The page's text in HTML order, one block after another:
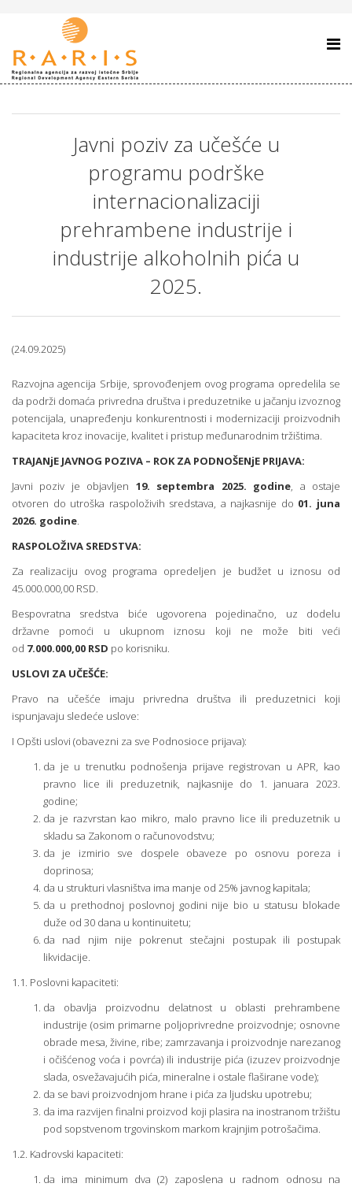
Javni poziv za učešće u
programu podrške
internacionalizaciji
prehrambene industrije i
industrije alkoholnih pića u
2025.
(24.09.2025)
Razvojna agencija Srbije, sprovođenjem ovog programa opredelila se
da podrži domaća privredna društva i preduzetnike u jačanju izvoznog
potencijala, unapređenju konkurentnosti i modernizaciji proizvodnih
kapaciteta kroz inovacije, kvalitet i pristup međunarodnim tržištima.
TRAJANjE JAVNOG POZIVA – ROK ZA PODNOŠENjE PRIJAVA:
Javni poziv je objavljen 19. septembra 2025. godine, a ostaje
otvoren do utroška raspoloživih sredstava, a najkasnije do 01. juna
2026. godine.
RASPOLOŽIVA SREDSTVA:
Za realizaciju ovog programa opredeljen je budžet u iznosu od
45.000.000,00 RSD.
Bespovratna sredstva biće ugovorena pojedinačno, uz dodelu
državne pomoći u ukupnom iznosu koji ne može biti veći
od 7.000.000,00 RSD po korisniku.
USLOVI ZA UČEŠĆE:
Pravo na učešće imaju privredna društva ili preduzetnici koji
ispunjavaju sledeće uslove:
I Opšti uslovi (obavezni za sve Podnosioce prijava):
da je u trenutku podnošenja prijave registrovan u APR, kao
pravno lice ili preduzetnik, najkasnije do 1. januara 2023.
godine;
da je razvrstan kao mikro, malo pravno lice ili preduzetnik u
skladu sa Zakonom o računovodstvu;
da je izmirio sve dospele obaveze po osnovu poreza i
doprinosa;
da u strukturi vlasništva ima manje od 25% javnog kapitala;
da u prethodnoj poslovnoj godini nije bio u statusu blokade
duže od 30 dana u kontinuitetu;
da nad njim nije pokrenut stečajni postupak ili postupak
likvidacije.
1.1. Poslovni kapaciteti:
da obavlja proizvodnu delatnost u oblasti prehrambene
industrije (osim primarne poljoprivredne proizvodnje; osnovne
obrade mesa, živine, ribe; zamrzavanja i proizvodnje narezanog
i očišćenog voća i povrća) ili industrije pića (izuzev proizvodnje
slada, osvežavajućih pića, mineralne i ostale flaširane vode);
da se bavi proizvodnjom hrane i pića za ljudsku upotrebu;
da ima razvijen finalni proizvod koji plasira na inostranom tržištu
pod sopstvenom trgovinskom markom krajnjim potrošačima.
1.2. Kadrovski kapaciteti:
da ima minimum dva (2) zaposlena u radnom odnosu na